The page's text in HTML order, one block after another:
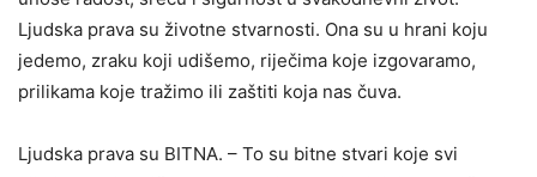
Ljudska prava su životne stvarnosti. Ona su u hrani koju
jedemo, zraku koji udišemo, riječima koje izgovaramo,
prilikama koje tražimo ili zaštiti koja nas čuva.
Ljudska prava su BITNA. – To su bitne stvari koje svi